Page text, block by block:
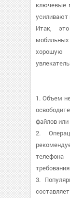
ключевые
усиливают
Итак,
хорошую
1. Объем
файлов
2.
3.